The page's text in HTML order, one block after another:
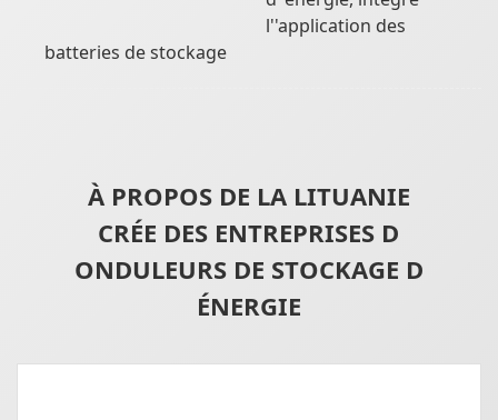
l''application des
batteries de stockage
À PROPOS DE LA LITUANIE
CRÉE DES ENTREPRISES D
ONDULEURS DE STOCKAGE D
ÉNERGIE